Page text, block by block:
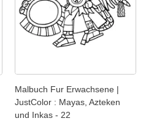
Malbuch Fur Erwachsene |
JustColor : Mayas, Azteken
und Inkas - 22